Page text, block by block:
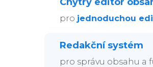
pro jednoduchou
Redakční systém
pro správu obsahu a